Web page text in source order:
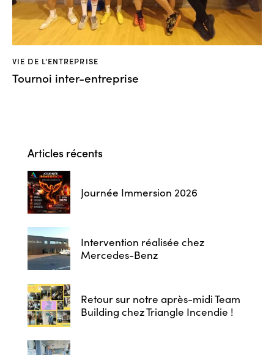
VIE DE L'ENTREPRISE
Tournoi inter-entreprise
Articles récents
Journée Immersion 2026
Intervention réalisée chez
Mercedes-Benz
Retour sur notre après-midi Team
Building chez Triangle Incendie !